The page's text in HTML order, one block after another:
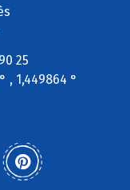
25
, 1,449864 °